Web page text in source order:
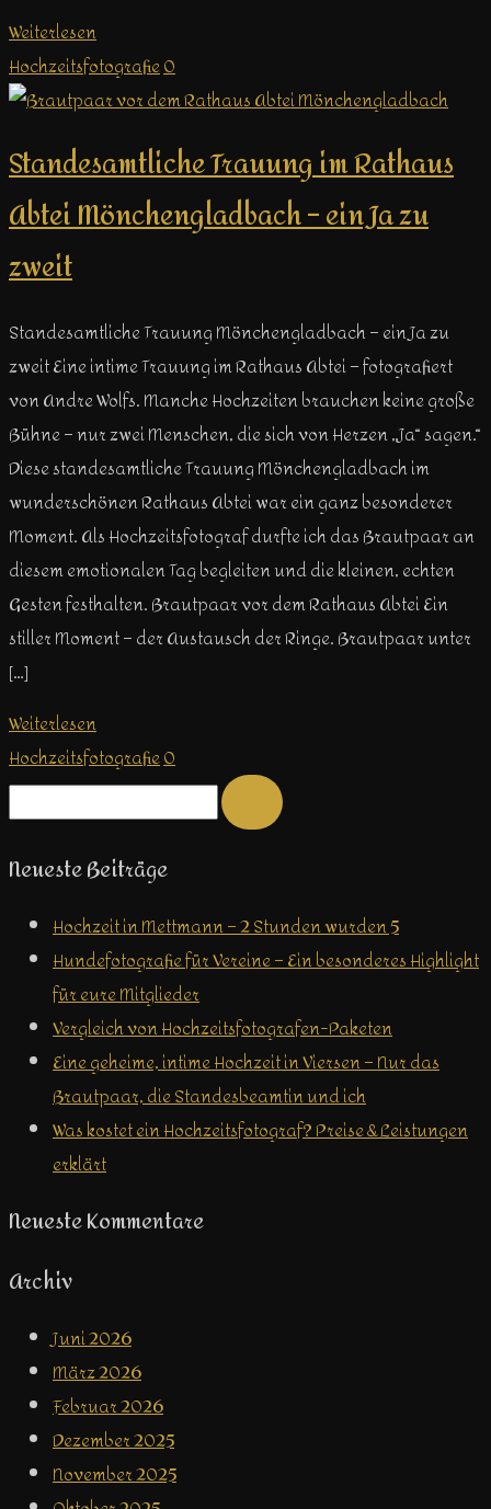
Weiterlesen
Hochzeitsfotografie0
Standesamtliche Trauung im Rathaus
Abtei Mönchengladbach – ein Ja zu
zweit
Standesamtliche Trauung Mönchengladbach – ein Ja zu
zweit Eine intime Trauung im Rathaus Abtei – fotografiert
von Andre Wolfs. Manche Hochzeiten brauchen keine große
Bühne – nur zwei Menschen, die sich von Herzen „Ja“ sagen.“
Diese standesamtliche Trauung Mönchengladbach im
wunderschönen Rathaus Abtei war ein ganz besonderer
Moment. Als Hochzeitsfotograf durfte ich das Brautpaar an
diesem emotionalen Tag begleiten und die kleinen, echten
Gesten festhalten. Brautpaar vor dem Rathaus Abtei Ein
stiller Moment – der Austausch der Ringe. Brautpaar unter
[…]
Weiterlesen
Hochzeitsfotografie0
Neueste Beiträge
Hochzeit in Mettmann – 2 Stunden wurden 5
Hundefotografie für Vereine – Ein besonderes Highlight
für eure Mitglieder
Vergleich von Hochzeitsfotografen-Paketen
Eine geheime, intime Hochzeit in Viersen – Nur das
Brautpaar, die Standesbeamtin und ich
Was kostet ein Hochzeitsfotograf? Preise & Leistungen
erklärt
Neueste Kommentare
Archiv
Juni 2026
März 2026
Februar 2026
Dezember 2025
November 2025